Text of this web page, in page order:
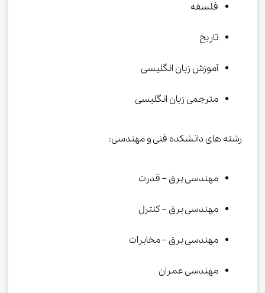
فلسفه
تاریخ
آموزش زبان انگلیسی
مترجمی زبان انگلیسی
رشته های دانشکده فنی و مهندسی:
مهندسی برق – قدرت
مهندسی برق – کنترل
مهندسی برق – مخابرات
مهندسی عمران